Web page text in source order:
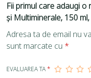
Fii primul care adaugi o
și Multiminerale, 150 ml,
Adresa ta de email nu
sunt marcate cu *
EVALUAREA TA*